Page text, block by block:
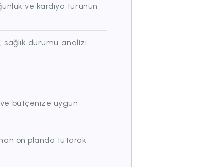
ve kardiyo türünün
sağlık durumu analizi
bütçenize uygun
ön planda tutarak